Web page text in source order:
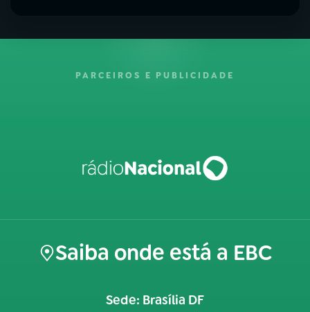
PARCEIROS E PUBLICIDADE
Saiba onde está a EBC
Sede: Brasília DF